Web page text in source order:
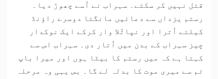
قتل نہیں کر سکتے۔ سہراب نے اُسے چھوڑ دیا۔
رستم یزداں سے دعائیں مانگتا دوسرے راؤنڈ
کیلئے اُترا اور نپاتُلا وار کرکے ایک نوکدار
چیز سہراب کے بدن میں اُتار دی۔ سہراب اس سے
کہتا ہے کہ میں رستم کا بیٹا ہوں اور میرا باپ
تم سے میری موت کا بدلہ لے گا۔ بس یہی وہ مرحلہ